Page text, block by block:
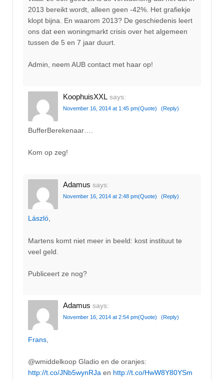
2013 bereikt wordt, alleen geen -42%. Het grafiekje
klopt bijna. En waarom 2013? De geschiedenis leert
ons dat een woningmarkt crisis over het algemeen
tussen de 5 en 7 jaar duurt.
Admin, neem AUB contact met haar op!
KoophuisXXL says:
November 16, 2014 at 1:45 pm(Quote) (Reply)
BufferBerekenaar….
Kom op zeg!
Adamus says:
November 16, 2014 at 2:48 pm(Quote) (Reply)
László,
Martens komt niet meer in beeld: kost instituut te
veel geld.
Publiceert ze nog?
Adamus says:
November 16, 2014 at 2:54 pm(Quote) (Reply)
Frans
@wmiddelkoop Gladio en de oranjes:
http://t.co/JNb5wynRJa en http://t.co/HwW8Y80YSm